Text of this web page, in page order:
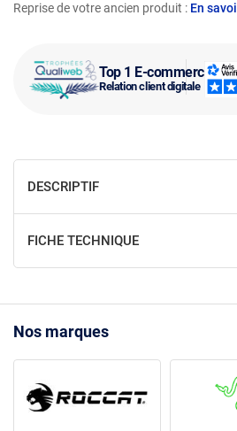
Top 1 E-commerce
Relation client digitale
Reprise de votre ancien produit : En
DESCRIPTIF
FICHE TECHNIQUE
Nos marques